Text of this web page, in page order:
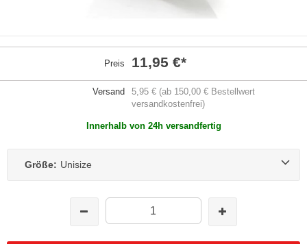
Preis 11,95 €*
Versand
5,95 € (ab 150,00 € Bestellwert
versandkostenfrei)
Innerhalb von 24h versandfertig
Größe: Unisize